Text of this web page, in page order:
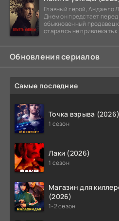
Главный герой, Анджело
Днем он предстает
обыкновенный продавец
стараясь не привлекать
Обновления сериалов
Самые последние
Точка взрыва (2026)
1 сезон
Лаки (2026)
1 сезон
Магазин для
(2026)
1-2 сезон